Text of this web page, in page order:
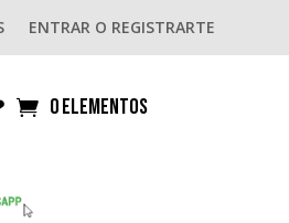
ENTRAR O REGISTRARTE
0 elementos